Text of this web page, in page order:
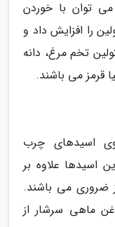
توان با خوردن
را افزایش داد و
تخم مرغ، دانه
قرمز می باشند.
اسیدهای چرب
اسیدها علاوه بر
ضروری می باشند.
ماهی سرشار از